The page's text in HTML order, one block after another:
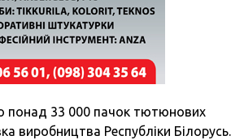
понад 33 000 пачок тютюнових
виробництва Республіки Білорусь.